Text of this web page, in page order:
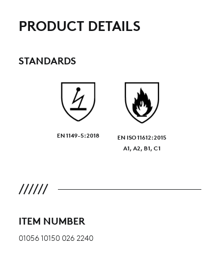
PRODUCT DETAILS
STANDARDS
EN 1149-5:2018
EN ISO 11612:2015
A1, A2, B1, C1
ITEM NUMBER
01056 10150 026 2240